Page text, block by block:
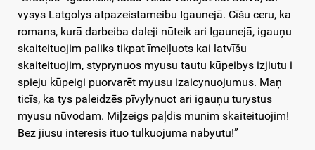
vysys Latgolys atpazeistameibu Igaunejā. Cīšu ceru, ka
romans, kurā darbeiba daleji nūteik ari Igaunejā, igauņu
skaiteituojim paliks tikpat īmeiļuots kai latvīšu
skaiteituojim, styprynuos myusu tautu kūpeibys izjiutu i
spieju kūpeigi puorvarēt myusu izaicynuojumus. Maņ
ticīs, ka tys paleidzēs pīvylynuot ari igauņu turystus
myusu nūvodam. Miļzeigs paļdis munim skaiteituojim!
Bez jiusu interesis ituo tulkuojuma nabyutu!”